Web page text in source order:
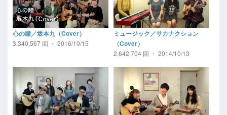
心の瞳／坂本九（Cover）
3,340,567 回 ・ 2016/10/15
ミュージック／サカナクション
（Cover）
2,642,704 回 ・ 2014/10/13